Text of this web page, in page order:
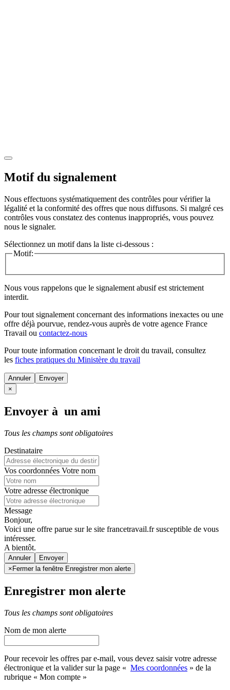
Motif du signalement
Nous effectuons systématiquement des contrôles pour vérifier la
légalité et la conformité des offres que nous diffusons. Si malgré ces
contrôles vous constatez des contenus inappropriés, vous pouvez
nous le signaler.
Sélectionnez un motif dans la liste ci-dessous :
Motif:
Nous vous rappelons que le signalement abusif est strictement
interdit.
Pour tout signalement concernant des informations inexactes ou une
offre déjà pourvue, rendez-vous auprès de votre agence France
Travail ou contactez-nous
Pour toute information concernant le droit du travail, consultez
les fiches pratiques du Ministère du travail
Annuler
×
Envoyer à un ami
Tous les champs sont obligatoires
Destinataire
Vos coordonnées Votre nom
Votre adresse électronique
Message
Bonjour,
Voici une offre parue sur le site francetravail.fr susceptible de vous
intéresser.
A bientôt.
Annuler
× Fermer la fenêtre Enregistrer mon alerte
Enregistrer mon alerte
Tous les champs sont obligatoires
Nom de mon alerte
Pour recevoir les offres par e-mail, vous devez saisir votre adresse
électronique et la valider sur la page « Mes coordonnées » de la
rubrique « Mon compte »